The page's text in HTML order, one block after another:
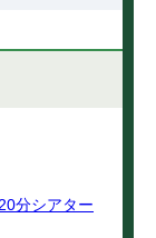
分シアター